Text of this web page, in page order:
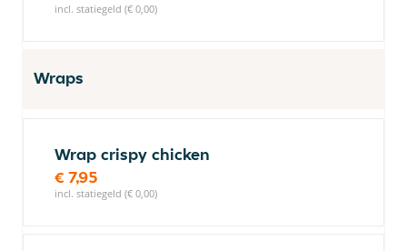
incl. statiegeld (€ 0,00)
Wraps
Wrap crispy chicken
€ 7,95
incl. statiegeld (€ 0,00)